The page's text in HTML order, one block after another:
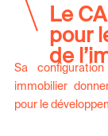
Le
pour
de
Sa
immobilier
pour le